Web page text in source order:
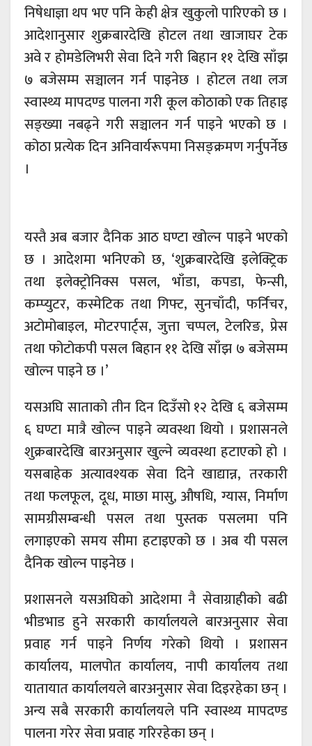
निषेधाज्ञा थप भए पनि केही क्षेत्र खुकुलो पारिएको छ ।
आदेशानुसार शुक्रबारदेखि होटल तथा खाजाघर टेक
अवे र होमडेलिभरी सेवा दिने गरी बिहान ११ देखि साँझ
७ बजेसम्म सञ्चालन गर्न पाइनेछ । होटल तथा लज
स्वास्थ्य मापदण्ड पालना गरी कूल कोठाको एक तिहाइ
सङ्ख्या नबढ्ने गरी सञ्चालन गर्न पाइने भएको छ ।
कोठा प्रत्येक दिन अनिवार्यरूपमा निसङ्क्रमण गर्नुपर्नेछ
।
यस्तै अब बजार दैनिक आठ घण्टा खोल्न पाइने भएको
छ । आदेशमा भनिएको छ, ‘शुक्रबारदेखि इलेक्ट्रिक
तथा इलेक्ट्रोनिक्स पसल, भाँडा, कपडा, फेन्सी,
कम्प्युटर, कस्मेटिक तथा गिफ्ट, सुनचाँदी, फर्निचर,
अटोमोबाइल, मोटरपार्ट्स, जुत्ता चप्पल, टेलरिङ, प्रेस
तथा फोटोकपी पसल बिहान ११ देखि साँझ ७ बजेसम्म
खोल्न पाइने छ ।’
यसअघि साताको तीन दिन दिउँसो १२ देखि ६ बजेसम्म
६ घण्टा मात्रै खोल्न पाइने व्यवस्था थियो । प्रशासनले
शुक्रबारदेखि बारअनुसार खुल्ने व्यवस्था हटाएको हो ।
यसबाहेक अत्यावश्यक सेवा दिने खाद्यान्न, तरकारी
तथा फलफूल, दूध, माछा मासु, औषधि, ग्यास, निर्माण
सामग्रीसम्बन्धी पसल तथा पुस्तक पसलमा पनि
लगाइएको समय सीमा हटाइएको छ । अब यी पसल
दैनिक खोल्न पाइनेछ ।
प्रशासनले यसअघिको आदेशमा नै सेवाग्राहीको बढी
भीडभाड हुने सरकारी कार्यालयले बारअनुसार सेवा
प्रवाह गर्न पाइने निर्णय गरेको थियो । प्रशासन
कार्यालय, मालपोत कार्यालय, नापी कार्यालय तथा
यातायात कार्यालयले बारअनुसार सेवा दिइरहेका छन् ।
अन्य सबै सरकारी कार्यालयले पनि स्वास्थ्य मापदण्ड
पालना गरेर सेवा प्रवाह गरिरहेका छन् ।